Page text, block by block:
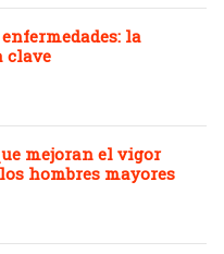
la
clave
mejoran el vigor
hombres mayores